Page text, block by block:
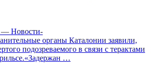
Новости-
органы Каталонии заявили,
подозреваемого в связи с терактами
…